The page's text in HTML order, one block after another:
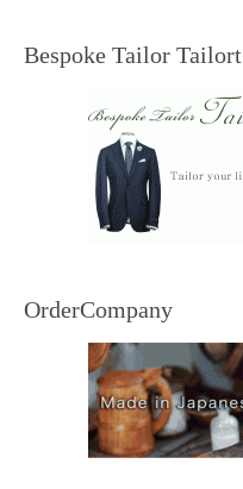
Bespoke Tailor Tailort
OrderCompany